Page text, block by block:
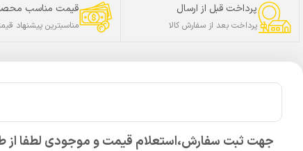
پرداخت قبل از ارسال
پرداخت بعد از سفارش کالا
قیمت مناسب
مناسبترین پیشنهاد
جهت ثبت سفارش،استعلام قیمت و موجودی لطفا از